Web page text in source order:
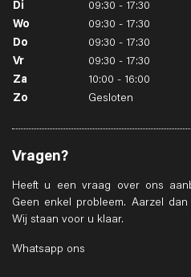
Di
09:30 - 17:30
Wo
09:30 - 17:30
Do
09:30 - 17:30
Vr
09:30 - 17:30
Za
10:00 - 16:00
Zo
Gesloten
Vragen?
Heeft u een vraag over ons
Geen enkel probleem. Aarzel
Wij staan voor u klaar.
Whatsapp ons